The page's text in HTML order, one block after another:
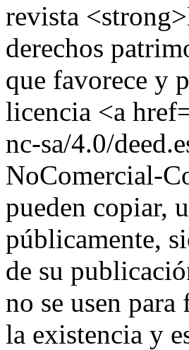
revista
derechos
que favorece y
licencia <a
nc-sa/4.0/
NoComercial-
pueden copiar,
públicamente,
de su
no se usen
la existencia y